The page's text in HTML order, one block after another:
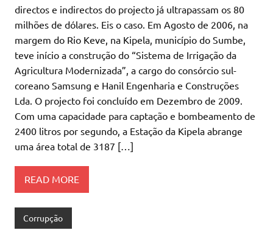
directos e indirectos do projecto já ultrapassam os 80
milhões de dólares. Eis o caso. Em Agosto de 2006, na
margem do Rio Keve, na Kipela, município do Sumbe,
teve início a construção do “Sistema de Irrigação da
Agricultura Modernizada”, a cargo do consórcio sul-
coreano Samsung e Hanil Engenharia e Construções
Lda. O projecto foi concluído em Dezembro de 2009.
Com uma capacidade para captação e bombeamento de
2400 litros por segundo, a Estação da Kipela abrange
uma área total de 3187 […]
READ MORE
Corrupção